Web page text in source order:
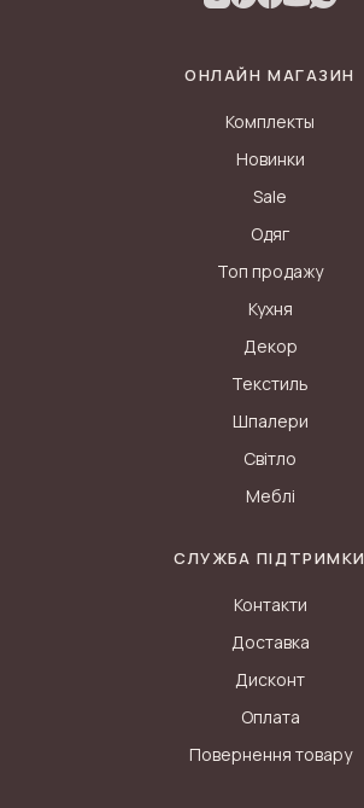
ОНЛАЙН МАГАЗИН
Комплекты
Новинки
Sale
Одяг
Топ продажу
Кухня
Декор
Текстиль
Шпалери
Світло
Меблі
СЛУЖБА ПІДТРИМКИ
Контакти
Доставка
Дисконт
Оплата
Повернення товару